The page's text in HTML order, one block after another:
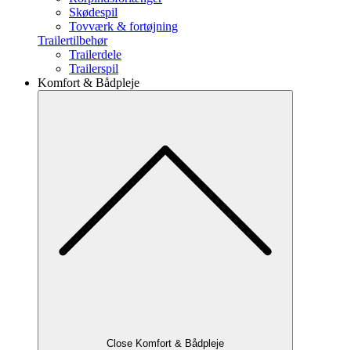
Skødespil
Tovværk & fortøjning
Trailertilbehør
Trailerdele
Trailerspil
Komfort & Bådpleje
Close Komfort & Bådpleje